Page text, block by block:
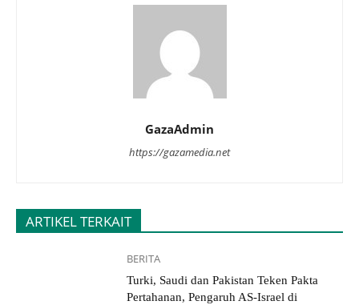
GazaAdmin
https://gazamedia.net
ARTIKEL TERKAIT
BERITA
Turki, Saudi dan Pakistan Teken Pakta
Pertahanan, Pengaruh AS-Israel di